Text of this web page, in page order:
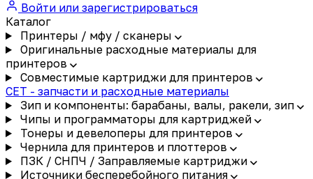
Войти или зарегистрироваться
Каталог
Принтеры / мфу / сканеры
Оригинальные расходные материалы для
принтеров
Совместимые картриджи для принтеров
CET - запчасти и расходные материалы
Зип и компоненты: барабаны, валы, ракели, зип
Чипы и программаторы для картриджей
Тонеры и девелоперы для принтеров
Чернила для принтеров и плоттеров
ПЗК / СНПЧ / Заправляемые картриджи
Источники бесперебойного питания